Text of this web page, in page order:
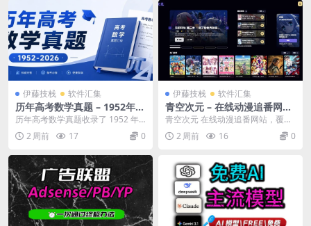
伊藤技栈 软件汇集
历年高考数学真题 – 1952年至
今全国高考数学试卷合集
历年高考数学真题收录了 1952 年
至今全国及各省市高考数学试卷，
涵盖全国卷、新...
2 周前 17 0
伊藤技栈 软件汇集
青空次元 – 在线动漫追番网站
推荐
青空次元 在线动漫追番网站，覆盖
日漫、国漫、欧美漫等不同地区的
作品，类型包括 T...
2 周前 16 0